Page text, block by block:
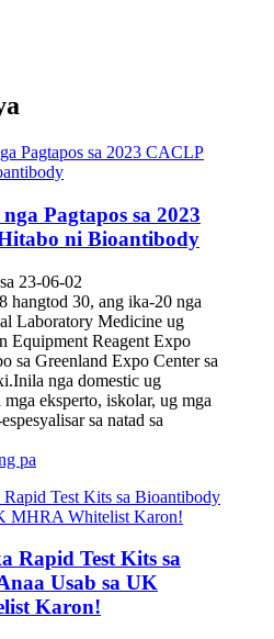
Pagtapos sa 2023
ni Bioantibody
23-06-02
hangtod 30, ang ika-20 nga
Laboratory Medicine ug
Equipment Reagent Expo
sa Greenland Expo Center sa
nga domestic ug
eksperto, iskolar, ug mga
sa natad sa
pa
Rapid Test Kits sa
Usab sa UK
Karon!